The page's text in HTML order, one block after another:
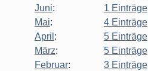
Juni:
1 Einträge
Mai:
4 Einträge
April :
5 Einträge
März:
5 Einträge
Februar:
3 Einträge